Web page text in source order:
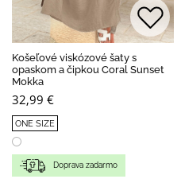
Košeľové viskózové šaty s
opaskom a čipkou Coral Sunset
Mokka
32,99 €
ONE SIZE
Doprava zadarmo